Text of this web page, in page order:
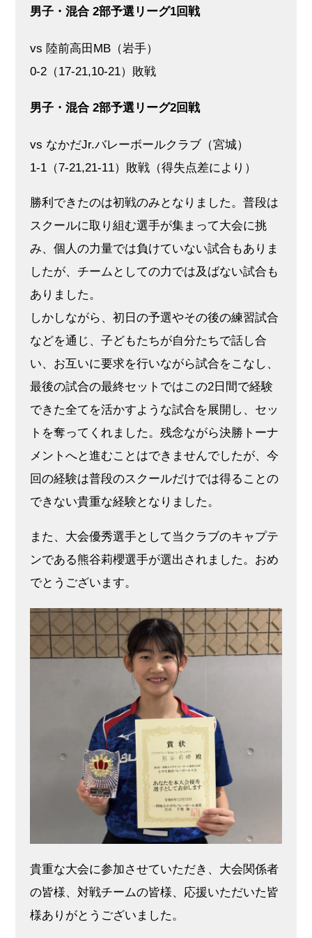
男子・混合 2部予選リーグ1回戦
vs 陸前高田MB（岩手）
0-2（17-21,10-21）敗戦
男子・混合 2部予選リーグ2回戦
vs なかだJr.バレーボールクラブ（宮城）
1-1（7-21,21-11）敗戦（得失点差により）
勝利できたのは初戦のみとなりました。普段は
スクールに取り組む選手が集まって大会に挑
み、個人の力量では負けていない試合もありま
したが、チームとしての力では及ばない試合も
ありました。
しかしながら、初日の予選やその後の練習試合
などを通じ、子どもたちが自分たちで話し合
い、お互いに要求を行いながら試合をこなし、
最後の試合の最終セットではこの2日間で経験
できた全てを活かすような試合を展開し、セッ
トを奪ってくれました。残念ながら決勝トーナ
メントへと進むことはできませんでしたが、今
回の経験は普段のスクールだけでは得ることの
できない貴重な経験となりました。
また、大会優秀選手として当クラブのキャプテ
ンである熊谷莉櫻選手が選出されました。おめ
でとうございます。
貴重な大会に参加させていただき、大会関係者
の皆様、対戦チームの皆様、応援いただいた皆
様ありがとうございました。